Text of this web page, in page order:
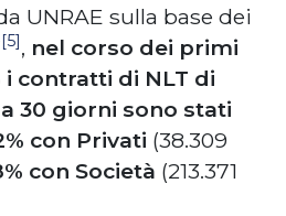
UNRAE sulla base dei
[5] , nel corso dei primi
contratti di NLT di
30 giorni sono stati
con Privati (38.309
con Società (213.371